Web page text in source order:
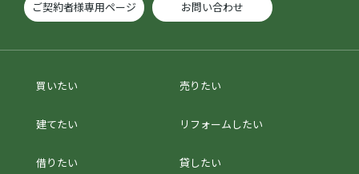
ご契約者様専用ページ お問い合わせ
買いたい 売りたい
建てたい リフォームしたい
借りたい 貸したい